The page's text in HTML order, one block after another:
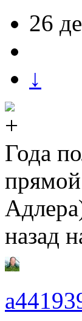
26
↓
Года
назад